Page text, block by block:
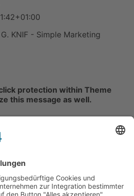
KNIF - Simple Marketing
protection within Theme
this message as well.
here.